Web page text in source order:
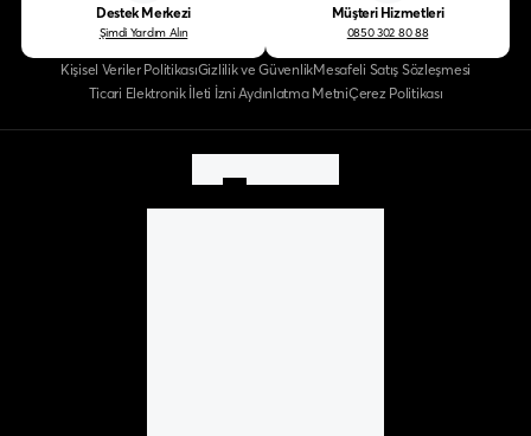
Destek Merkezi
Şimdi Yardım Alın
Müşteri Hizmetleri
0850 302 80 88
Kişisel Veriler PolitikasıGizlilik ve GüvenlikMesafeli Satış Sözleşmesi
Ticari Elektronik İleti İzni Aydınlatma MetniÇerez Politikası